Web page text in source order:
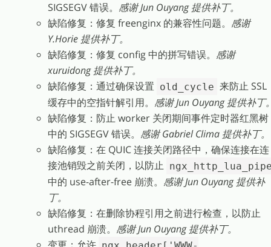
SIGSEGV 错误。 感谢 Jun Ouyang 提供补丁。
缺陷修复：修复 freenginx 的兼容性问题。 感谢
Y.Horie 提供补丁。
缺陷修复：修复 config 中的拼写错误。 感谢
xuruidong 提供补丁。
缺陷修复：通过确保设置 old_cycle 来防止 SSL
缓存中的空指针解引用。 感谢 Jun Ouyang 提供补丁
缺陷修复：防止 worker 关闭期间事件定时器红黑树
中的 SIGSEGV 错误。 感谢 Gabriel Clima 提供补丁。
缺陷修复：在 QUIC 连接关闭路径中，确保连接在连
接池销毁之前关闭，以防止
中的 use-after-free 崩溃。 感谢 Jun Ouyang 提供补
丁。
缺陷修复：在删除协程引用之前进行检查，以防止
uthread 崩溃。 感谢 Jun Ouyang 提供补丁。